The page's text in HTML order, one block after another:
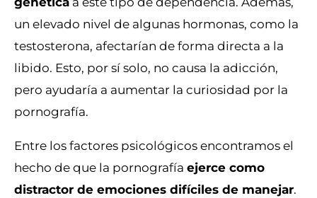
un elevado nivel de algunas hormonas, como la
testosterona, afectarían de forma directa a la
libido. Esto, por sí solo, no causa la adicción,
pero ayudaría a aumentar la curiosidad por la
pornografía.
Entre los factores psicológicos encontramos el
hecho de que la pornografía ejerce como
distractor de emociones difíciles de manejar.